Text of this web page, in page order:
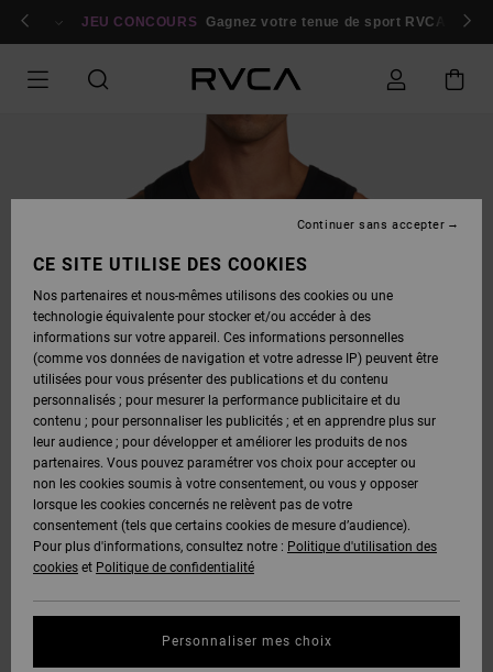
Se connecter / s'inscrire
JEU CONCOURS Gagnez votre tenue de sport RVCA
CE SITE UTILISE DES COOKIES
Nos partenaires et nous-mêmes utilisons des cookies ou une
technologie équivalente pour stocker et/ou accéder à des
informations sur votre appareil. Ces informations personnelles
(comme vos données de navigation et votre adresse IP) peuvent être
utilisées pour vous présenter des publications et du contenu
personnalisés ; pour mesurer la performance publicitaire et du
contenu ; pour personnaliser les publicités ; et en apprendre plus sur
leur audience ; pour développer et améliorer les produits de nos
partenaires. Vous pouvez paramétrer vos choix pour accepter ou
non les cookies soumis à votre consentement, ou vous y opposer
lorsque les cookies concernés ne relèvent pas de votre
consentement (tels que certains cookies de mesure d’audience).
Pour plus d'informations, consultez notre : Politique d'utilisation des
cookies et Politique de confidentialité
Personnaliser mes choix
Continuer sans accepter